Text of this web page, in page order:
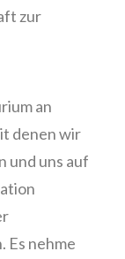
zur
an
denen wir
und uns auf
Es nehme